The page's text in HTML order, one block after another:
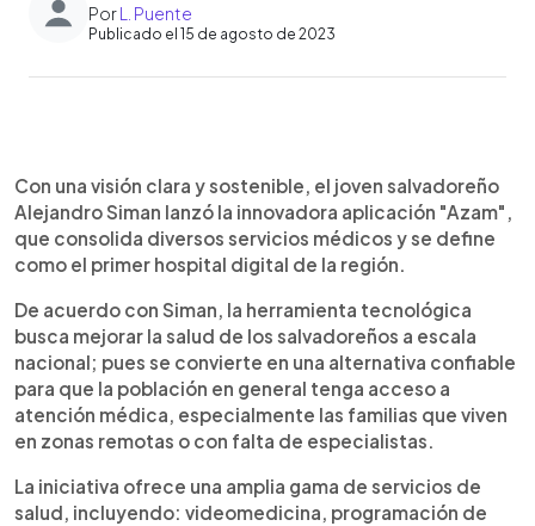
PorL. Puente
Publicado el 15 de agosto de 2023
Escuchar artículo
Con una visión clara y sostenible, el joven salvadoreño
Alejandro Siman lanzó la innovadora aplicación "Azam",
que consolida diversos servicios médicos y se define
como el primer hospital digital de la región.
De acuerdo con Siman, la herramienta tecnológica
busca mejorar la salud de los salvadoreños a escala
nacional; pues se convierte en una alternativa confiable
para que la población en general tenga acceso a
atención médica, especialmente las familias que viven
en zonas remotas o con falta de especialistas.
La iniciativa ofrece una amplia gama de servicios de
salud, incluyendo: videomedicina, programación de